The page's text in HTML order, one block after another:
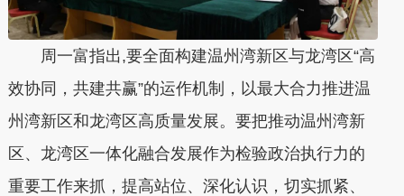
周一富指出,要全面构建温州湾新区与龙湾区“高
效协同，共建共赢”的运作机制，以最大合力推进温
州湾新区和龙湾区高质量发展。要把推动温州湾新
区、龙湾区一体化融合发展作为检验政治执行力的
重要工作来抓，提高站位、深化认识，切实抓紧、